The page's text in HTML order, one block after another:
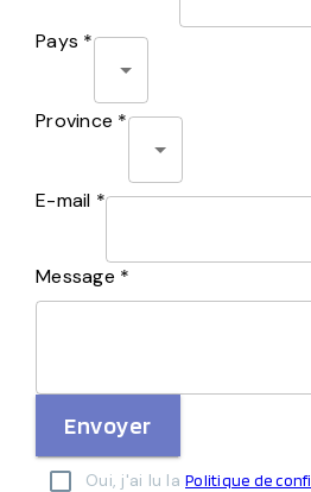
Pays *
Province *
E-mail *
Message *
Envoyer
Oui, j'ai lu la Politique de